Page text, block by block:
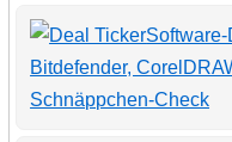
Bitdefender,
Schnäppchen-Check